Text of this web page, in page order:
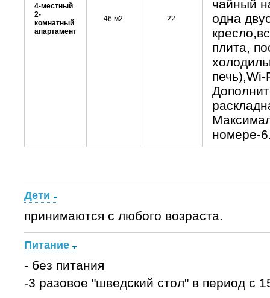
4-местный
2-
комнатный
апартамент
46 м2 22
чайный
одна
плита,
номере-
Дети
принимаются с любого возраста.
Питание
- без питания
-3 разовое "шведский стол" в период с